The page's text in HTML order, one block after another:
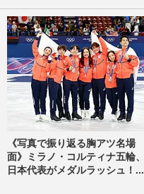
《写真で振り返る胸アツ名場
面》ミラノ・コルティナ五輪、
日本代表がメダルラッシュ！...